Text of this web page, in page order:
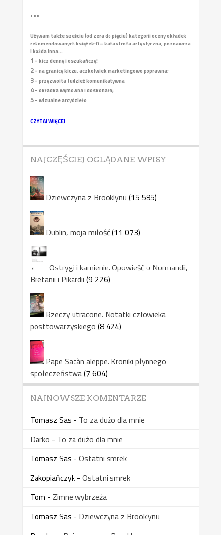
• • •
Używam także sześciu (od zera do pięciu) kategorii oceny okładek
rekomendowanych książek:0 – katastrofa artystyczna, poznawcza
i każda inna...
1 – kicz denny i oszukańczy!
2– na granicy kiczu, aczkolwiek marketingowo poprawna;
3– przyzwoita tudzież komunikatywna
4– okładka wymowna i doskonała;
5– wizualne arcydzieło
CZYTAJ WIĘCEJ
NAJCZĘŚCIEJ OGLĄDANE WPISY
Dziewczyna z Brooklynu (15 585)
Dublin, moja miłość(11 073)
Ostrygi i kamienie. Opowieść o Normandii,
Bretanii i Pikardii (9 226)
Rzeczy utracone. Notatki człowieka
posttowarzyskiego (8 424)
Pape Satàn aleppe. Kroniki płynnego
społeczeństwa(7 604)
NAJNOWSZE KOMENTARZE
Tomasz Sas - To za dużo dla mnie
Darko - To za dużo dla mnie
Tomasz Sas - Ostatni smrek
Zakopiańczyk- Ostatni smrek
Tom - Zimne wybrzeża
Tomasz Sas - Dziewczyna z Brooklynu